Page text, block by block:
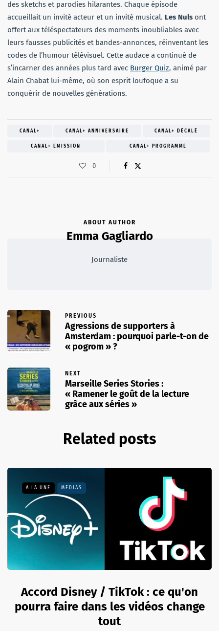
des sketchs et parodies hilarantes. Chaque épisode
accueillait un invité acteur et un invité musical. Les Nuls ont
offert aux téléspectateurs des moments inoubliables avec
leurs fausses publicités et bandes-annonces, réinventant les
codes de l’humour télévisuel. Cette audace a continué de
s’incarner des années plus tard avec Burger Quiz, animé par
Alain Chabat lui-même, où son esprit loufoque a su
conquérir de nouvelles générations.
CANAL+ CANAL+ ANNIVERSAIRE CANAL+ DÉCALÉ
CANAL+ EMISSION CANAL+ PROGRAMME
0
ABOUT AUTHOR
Emma Gagliardo
Journaliste
PREVIOUS
Agressions de supporters à
Amsterdam : pourquoi parle-t-on de
« pogrom » ?
NEXT
Marseille Series Stories :
« Ramener le goût de la lecture
grâce aux séries »
Related posts
A LA UNE MÉDIAS
Accord Disney / TikTok : ce qu'on
pourra faire dans les vidéos change
tout